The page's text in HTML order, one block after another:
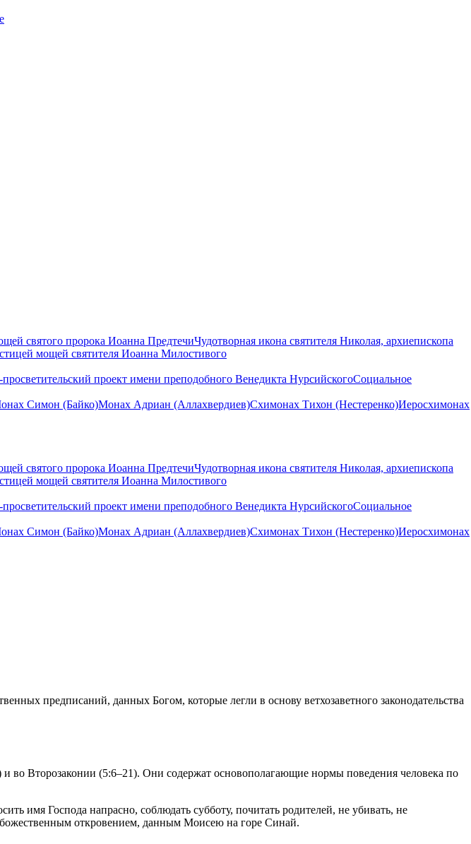
святого пророка Иоанна ПредтечиЧудотворная икона святителя Николая, архиепископа
мощей святителя Иоанна Милостивого
проект имени преподобного Венедикта НурсийскогоСоциальное
Симон (Байко)Монах Адриан (Аллахвердиев)Схимонах Тихон (Нестеренко)Иеросхимонах
святого пророка Иоанна ПредтечиЧудотворная икона святителя Николая, архиепископа
мощей святителя Иоанна Милостивого
проект имени преподобного Венедикта НурсийскогоСоциальное
Симон (Байко)Монах Адриан (Аллахвердиев)Схимонах Тихон (Нестеренко)Иеросхимонах
предписаний, данных Богом, которые легли в основу ветхозаветного законодательства
во Второзаконии (5:6–21). Они содержат основополагающие нормы поведения человека по
имя Господа напрасно, соблюдать субботу, почитать родителей, не убивать, не
божественным откровением, данным Моисею на горе Синай.